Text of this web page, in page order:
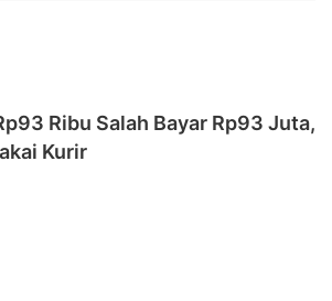
Ribu Salah Bayar Rp93 Juta,
Kurir